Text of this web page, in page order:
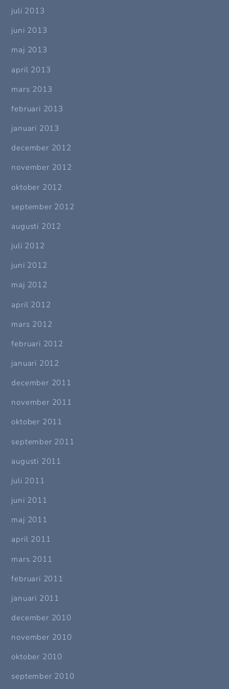
juli 2013
juni 2013
maj 2013
april 2013
mars 2013
februari 2013
januari 2013
december 2012
november 2012
oktober 2012
september 2012
augusti 2012
juli 2012
juni 2012
maj 2012
april 2012
mars 2012
februari 2012
januari 2012
december 2011
november 2011
oktober 2011
september 2011
augusti 2011
juli 2011
juni 2011
maj 2011
april 2011
mars 2011
februari 2011
januari 2011
december 2010
november 2010
oktober 2010
september 2010